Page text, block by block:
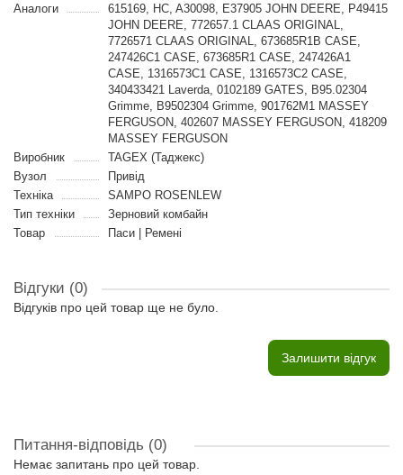
Аналоги
615169, HC, A30098, E37905 JOHN DEERE, P49415
JOHN DEERE, 772657.1 CLAAS ORIGINAL,
7726571 CLAAS ORIGINAL, 673685R1B CASE,
247426С1 CASE, 673685R1 CASE, 247426A1
CASE, 1316573C1 CASE, 1316573C2 CASE,
340433421 Laverda, 0102189 GATES, B95.02304
Grimme, B9502304 Grimme, 901762M1 MASSEY
FERGUSON, 402607 MASSEY FERGUSON, 418209
MASSEY FERGUSON
Виробник
TAGEX (Таджекс)
Вузол
Привід
Техніка
SAMPO ROSENLEW
Тип техніки
Зерновий комбайн
Товар
Паси | Ремені
Відгуки (0)
Відгуків про цей товар ще не було.
Залишити відгук
Питання-відповідь (0)
Немає запитань про цей товар.